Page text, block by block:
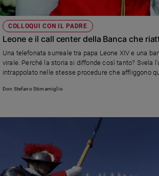
Società
e
valori
Ambiente
e
Creato
Volontariato
Aziende
Caso
settimana
COLLOQUI CON IL PADRE
Leone e il call center della Banca che
Una telefonata surreale tra papa Leone XIV e una
virale. Perché la storia si diffonde così tanto? Svela
intrappolato nelle stesse procedure che affliggono
Don Stefano Stimamiglio